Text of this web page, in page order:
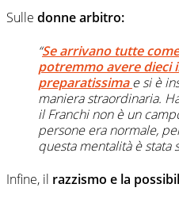
Sulle donne arbitro:
“Se arrivano tutte
potremmo avere dieci
preparatissima e si è
maniera straordinaria.
il Franchi non è un
persone era normale,
questa mentalità è stata
Infine, il razzismo e la